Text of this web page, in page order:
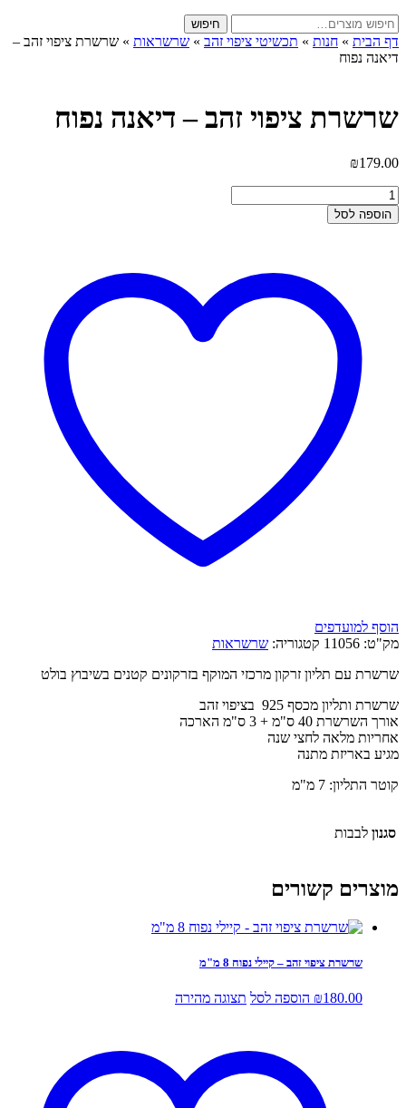
חיפוש
עבור:
חיפוש
דף הבית » חנות » תכשיטי ציפוי זהב » שרשראות » שרשרת ציפוי זהב –
דיאנה נפוח
שרשרת ציפוי זהב – דיאנה נפוח
₪179.00
כמות
של
שרשרת
הוספה לסל
הוסף למועדפים
מק"ט: 11056 קטגוריה: שרשראות
שרשרת עם תליון זרקון מרכזי המוקף בזרקונים קטנים בשיבוץ בולט
שרשרת ותליון מכסף 925 בציפוי זהב
אורך השרשרת 40 ס"מ + 3 ס"מ הארכה
אחריות מלאה לחצי שנה
מגיע באריזת מתנה
קוטר התליון: 7 מ"מ
סגנון לבבות
מוצרים קשורים
שרשרת ציפוי זהב – קיילי נפוח 8 מ"מ
₪180.00 הוספה לסל תצוגה מהירה